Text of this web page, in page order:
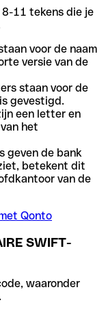
8-11 tekens die je
voor de naam
versie van de
staan voor de
gevestigd.
een letter en
het
geven de bank
betekent dit
van de
Qonto
SWIFT-
waaronder